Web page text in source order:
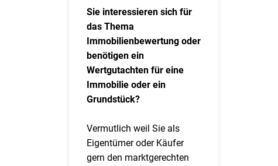
Sie interessieren sich für
das Thema
Immobilienbewertung oder
benötigen ein
Wertgutachten für eine
Immobilie oder ein
Grundstück?
Vermutlich weil Sie als
Eigentümer oder Käufer
gern den marktgerechten